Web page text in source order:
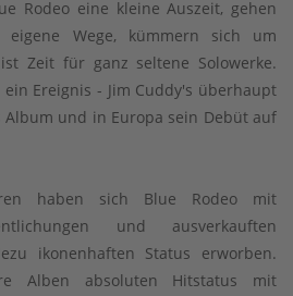
Rodeo eine kleine Auszeit, gehen
eigene Wege, kümmern sich um
Zeit für ganz seltene Solowerke.
Ereignis - Jim Cuddy's überhaupt
und in Europa sein Debüt auf
haben sich Blue Rodeo mit
und ausverkauften
ikonenhaften Status erworben.
Alben absoluten Hitstatus mit